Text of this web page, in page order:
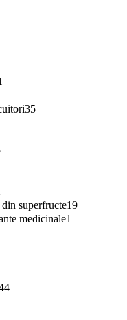
35
superfructe19
medicinale1